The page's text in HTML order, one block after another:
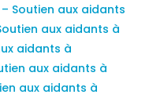
– Soutien aux aidants
aux aidants à
aidants à
aux aidants à
aux aidants à